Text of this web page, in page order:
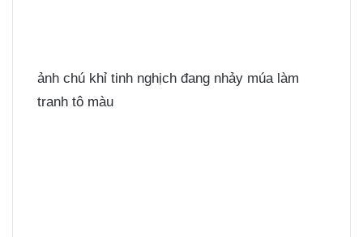
ảnh chú khỉ tinh nghịch đang nhảy múa làm
tranh tô màu